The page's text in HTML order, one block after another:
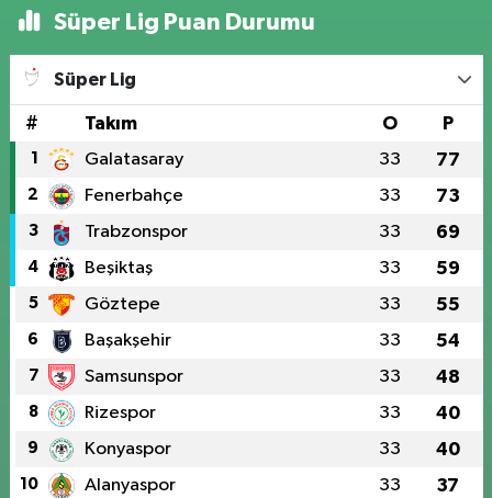
Süper Lig Puan Durumu
Süper Lig
# Takım O P
1 Galatasaray 33 77
2 Fenerbahçe 33 73
3 Trabzonspor 33 69
4 Beşiktaş 33 59
5 Göztepe 33 55
6 Başakşehir 33 54
7 Samsunspor 33 48
8 Rizespor 33 40
9 Konyaspor 33 40
10 Alanyaspor 33 37